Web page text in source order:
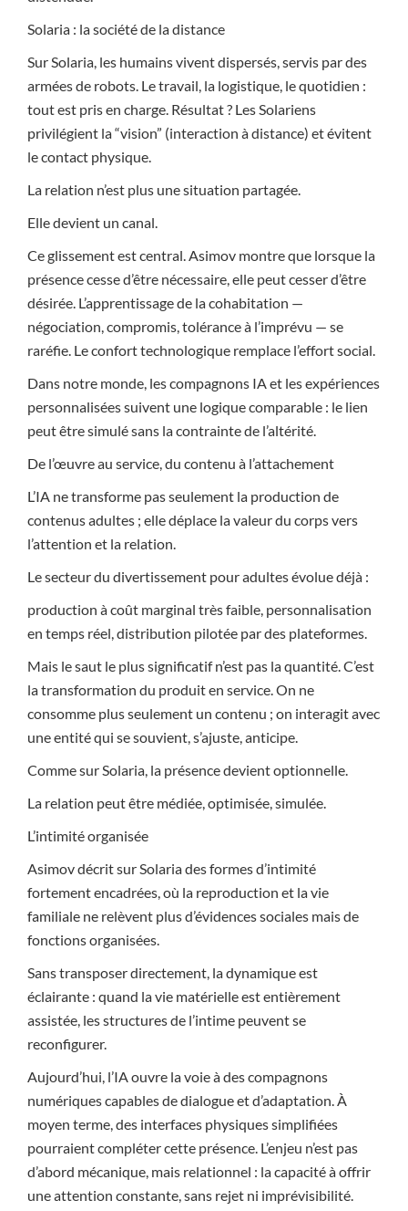
Solaria : la société de la distance
Sur Solaria, les humains vivent dispersés, servis par des
armées de robots. Le travail, la logistique, le quotidien :
tout est pris en charge. Résultat ? Les Solariens
privilégient la “vision” (interaction à distance) et évitent
le contact physique.
La relation n’est plus une situation partagée.
Elle devient un canal.
Ce glissement est central. Asimov montre que lorsque la
présence cesse d’être nécessaire, elle peut cesser d’être
désirée. L’apprentissage de la cohabitation —
négociation, compromis, tolérance à l’imprévu — se
raréfie. Le confort technologique remplace l’effort social.
Dans notre monde, les compagnons IA et les expériences
personnalisées suivent une logique comparable : le lien
peut être simulé sans la contrainte de l’altérité.
De l’œuvre au service, du contenu à l’attachement
L’IA ne transforme pas seulement la production de
contenus adultes ; elle déplace la valeur du corps vers
l’attention et la relation.
Le secteur du divertissement pour adultes évolue déjà :
production à coût marginal très faible, personnalisation
en temps réel, distribution pilotée par des plateformes.
Mais le saut le plus significatif n’est pas la quantité. C’est
la transformation du produit en service. On ne
consomme plus seulement un contenu ; on interagit avec
une entité qui se souvient, s’ajuste, anticipe.
Comme sur Solaria, la présence devient optionnelle.
La relation peut être médiée, optimisée, simulée.
L’intimité organisée
Asimov décrit sur Solaria des formes d’intimité
fortement encadrées, où la reproduction et la vie
familiale ne relèvent plus d’évidences sociales mais de
fonctions organisées.
Sans transposer directement, la dynamique est
éclairante : quand la vie matérielle est entièrement
assistée, les structures de l’intime peuvent se
reconfigurer.
Aujourd’hui, l’IA ouvre la voie à des compagnons
numériques capables de dialogue et d’adaptation. À
moyen terme, des interfaces physiques simplifiées
pourraient compléter cette présence. L’enjeu n’est pas
d’abord mécanique, mais relationnel : la capacité à offrir
une attention constante, sans rejet ni imprévisibilité.